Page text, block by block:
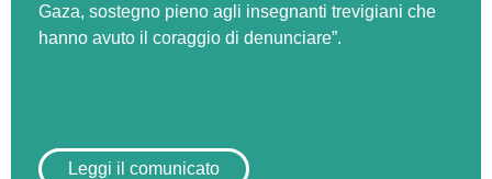
Gaza, sostegno pieno agli insegnanti trevigiani che
hanno avuto il coraggio di denunciare”.
Leggi il comunicato